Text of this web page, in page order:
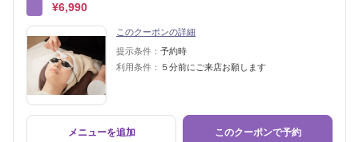
¥6,990
このクーポンの詳細
提示条件： 予約時
利用条件：
５分前にご来店お願します
メニューを追加 このクーポンで予約